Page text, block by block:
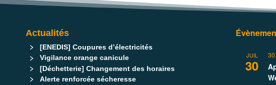
Actualités
[ENEDIS] Coupures d’électricités
Vigilance orange canicule
[Déchetterie] Changement des horaires
Alerte renforcée sécheresse
JUIL
30